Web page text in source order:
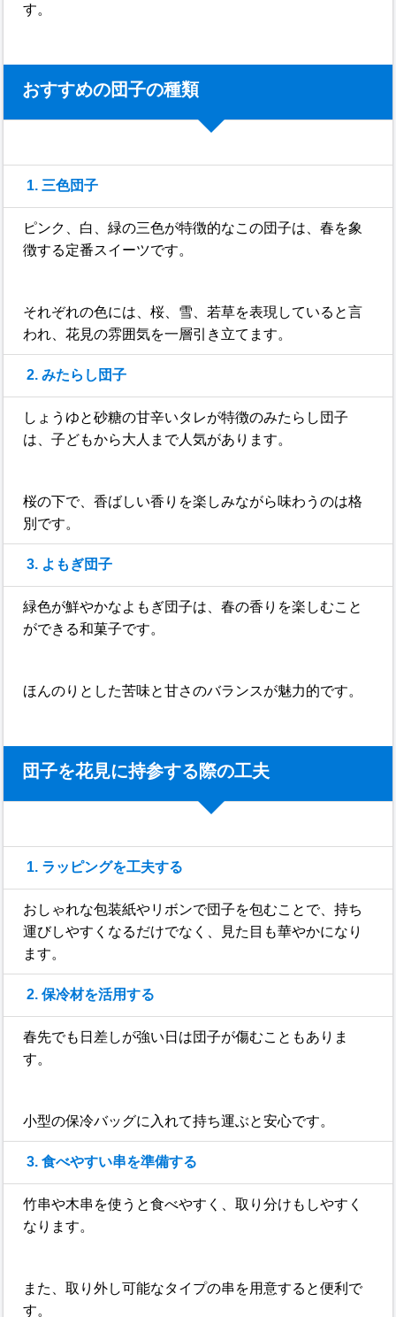
す。
おすすめの団子の種類
1. 三色団子
ピンク、白、緑の三色が特徴的なこの団子は、春を象
徴する定番スイーツです。
それぞれの色には、桜、雪、若草を表現していると言
われ、花見の雰囲気を一層引き立てます。
2. みたらし団子
しょうゆと砂糖の甘辛いタレが特徴のみたらし団子
は、子どもから大人まで人気があります。
桜の下で、香ばしい香りを楽しみながら味わうのは格
別です。
3. よもぎ団子
緑色が鮮やかなよもぎ団子は、春の香りを楽しむこと
ができる和菓子です。
ほんのりとした苦味と甘さのバランスが魅力的です。
団子を花見に持参する際の工夫
1. ラッピングを工夫する
おしゃれな包装紙やリボンで団子を包むことで、持ち
運びしやすくなるだけでなく、見た目も華やかになり
ます。
2. 保冷材を活用する
春先でも日差しが強い日は団子が傷むこともありま
す。
小型の保冷バッグに入れて持ち運ぶと安心です。
3. 食べやすい串を準備する
竹串や木串を使うと食べやすく、取り分けもしやすく
なります。
また、取り外し可能なタイプの串を用意すると便利で
す。